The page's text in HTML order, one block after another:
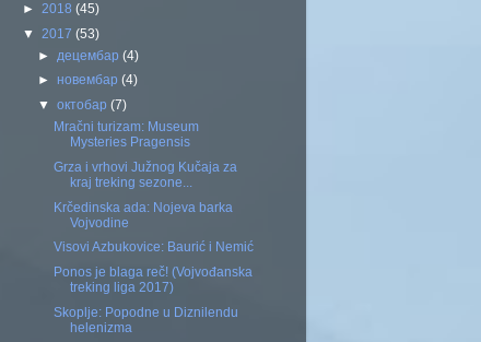
► 2018 (45)
▼ 2017 (53)
► децембар(4)
► новембар(4)
▼октобар(7)
Mračni turizam: Museum
Mysteries Pragensis
Grza i vrhovi Južnog Kučaja za
kraj treking sezone...
Krčedinska ada: Nojeva barka
Vojvodine
Visovi Azbukovice: Baurić i Nemić
Ponos je blaga reč! (Vojvođanska
treking liga 2017)
Skoplje: Popodne u Diznilendu
helenizma